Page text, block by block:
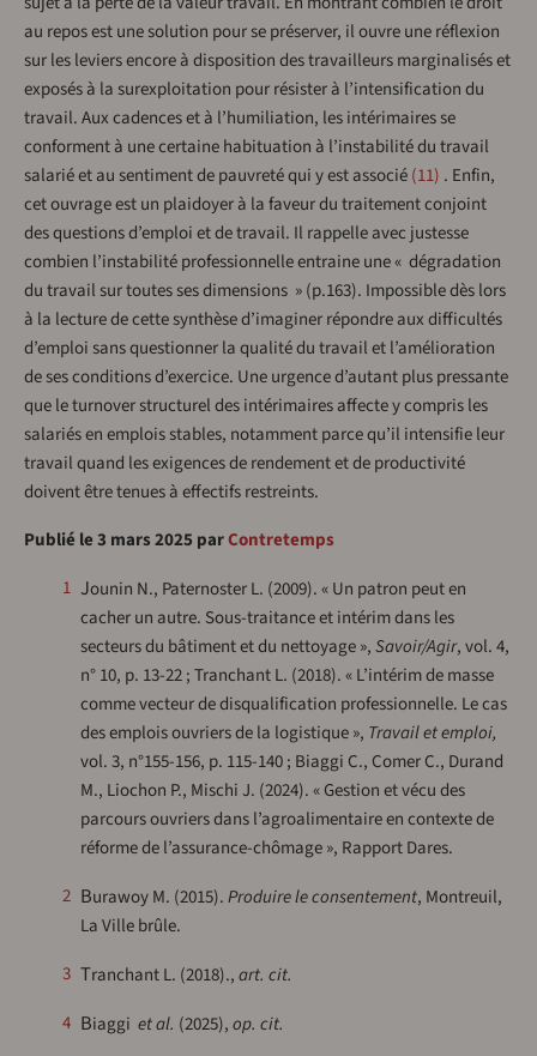
au repos est une solution pour se préserver, il ouvre une réflexion
sur les leviers encore à disposition des travailleurs marginalisés et
exposés à la surexploitation pour résister à l’intensification du
travail. Aux cadences et à l’humiliation, les intérimaires se
conforment à une certaine habituation à l’instabilité du travail
salarié et au sentiment de pauvreté qui y est associé 11 . Enfin,
cet ouvrage est un plaidoyer à la faveur du traitement conjoint
des questions d’emploi et de travail. Il rappelle avec justesse
combien l’instabilité professionnelle entraine une « dégradation
du travail sur toutes ses dimensions » (p.163). Impossible dès lors
à la lecture de cette synthèse d’imaginer répondre aux difficultés
d’emploi sans questionner la qualité du travail et l’amélioration
de ses conditions d’exercice. Une urgence d’autant plus pressante
que le turnover structurel des intérimaires affecte y compris les
salariés en emplois stables, notamment parce qu’il intensifie leur
travail quand les exigences de rendement et de productivité
doivent être tenues à effectifs restreints.
Publié le 3 mars 2025 parContretemps
1 Jounin N., Paternoster L. (2009). « Un patron peut en
cacher un autre. Sous-traitance et intérim dans les
secteurs du bâtiment et du nettoyage »,Savoir/Agir, vol. 4,
n° 10, p. 13-22 ; Tranchant L. (2018). « ‪L’intérim de masse
comme vecteur de disqualification professionnelle. Le cas
des emplois ouvriers de la logistique », Travail et emploi,
vol. 3, n°155-156, p. 115-140 ; Biaggi C., Comer C., Durand
M., Liochon P., Mischi J. (2024). « Gestion et vécu des
parcours ouvriers dans l’agroalimentaire en contexte de
réforme de l’assurance-chômage », Rapport Dares.
2
Burawoy M. (2015).Produire le consentement, Montreuil,
La Ville brûle.
3
Tranchant L. (2018).,art. cit.
4
Biaggi et al. (2025),op. cit.